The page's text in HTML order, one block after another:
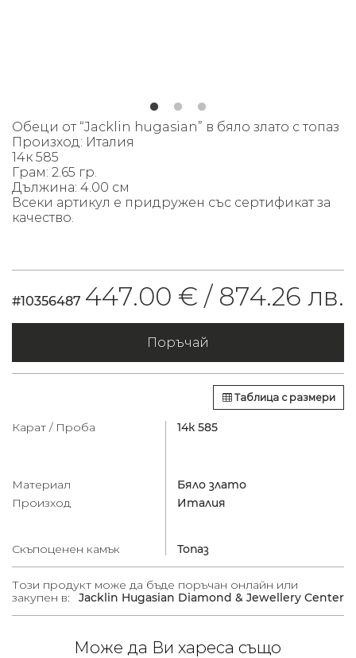
Обеци от “Jacklin hugasian” в бяло злато с топаз
Произход: Италия
14к 585
Грам: 2.65 гр.
Дължина: 4.00 см
Всеки артикул е придружен със сертификат за
качество.
#10356487 447.00 € / 874.26 лв.
Поръчай
Таблица с размери
Карат / Проба 14к 585
Материал
Бяло злато
Произход
Италия
Скъпоценен камък Топаз
Този продукт може да бъде поръчан онлайн или
закупен в:
Jacklin Hugasian Diamond & Jewellery Center
Може да Ви хареса също